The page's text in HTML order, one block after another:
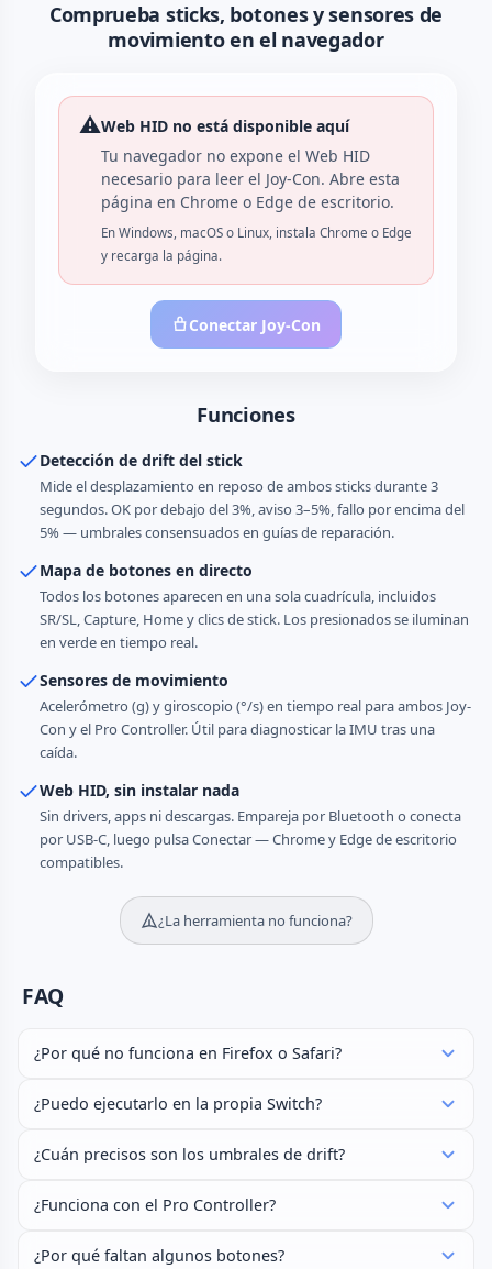
Comprueba sticks, botones y sensores de
movimiento en el navegador
⚠️Web HID no está disponible aquí
Tu navegador no expone el Web HID
necesario para leer el Joy-Con. Abre esta
página en Chrome o Edge de escritorio.
En Windows, macOS o Linux, instala Chrome o Edge
y recarga la página.
Conectar Joy-Con
Funciones
Detección de drift del stick
Mide el desplazamiento en reposo de ambos sticks durante 3
segundos. OK por debajo del 3%, aviso 3–5%, fallo por encima del
5% — umbrales consensuados en guías de reparación.
Mapa de botones en directo
Todos los botones aparecen en una sola cuadrícula, incluidos
SR/SL, Capture, Home y clics de stick. Los presionados se iluminan
en verde en tiempo real.
Sensores de movimiento
Acelerómetro (g) y giroscopio (°/s) en tiempo real para ambos Joy-
Con y el Pro Controller. Útil para diagnosticar la IMU tras una
caída.
Web HID, sin instalar nada
Sin drivers, apps ni descargas. Empareja por Bluetooth o conecta
por USB-C, luego pulsa Conectar — Chrome y Edge de escritorio
compatibles.
¿La herramienta no funciona?
FAQ
¿Por qué no funciona en Firefox o Safari?
¿Puedo ejecutarlo en la propia Switch?
¿Cuán precisos son los umbrales de drift?
¿Funciona con el Pro Controller?
¿Por qué faltan algunos botones?